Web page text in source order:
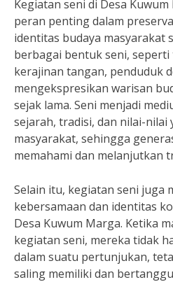
Kegiatan seni di Desa
peran penting dalam
identitas budaya masyarakat
berbagai bentuk seni, seperti
kerajinan tangan, penduduk
mengekspresikan warisan
sejak lama. Seni menjadi
sejarah, tradisi, dan nilai-nilai
masyarakat, sehingga
memahami dan melanjutkan
Selain itu, kegiatan seni juga
kebersamaan dan identitas
Desa Kuwum Marga. Ketika
kegiatan seni, mereka tidak
dalam suatu pertunjukan,
saling memiliki dan